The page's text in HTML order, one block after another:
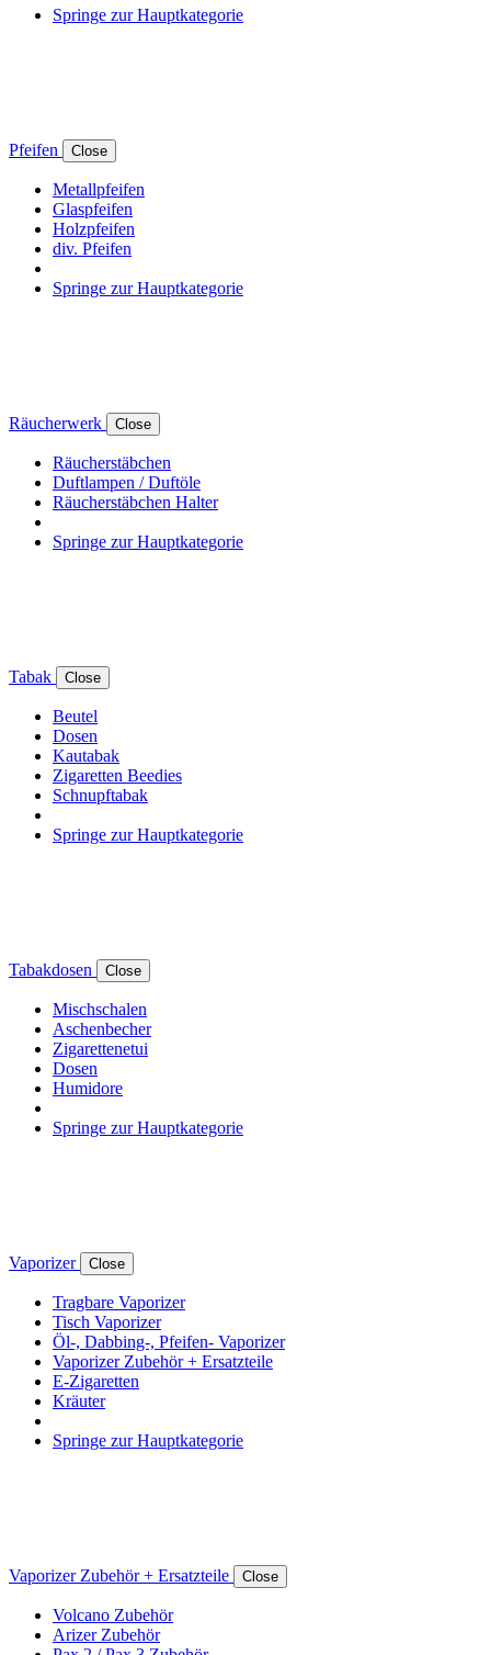
Springe zur Hauptkategorie
Pfeifen Close
Metallpfeifen
Glaspfeifen
Holzpfeifen
div. Pfeifen
Springe zur Hauptkategorie
Räucherwerk Close
Räucherstäbchen
Duftlampen / Duftöle
Räucherstäbchen Halter
Springe zur Hauptkategorie
Tabak Close
Beutel
Dosen
Kautabak
Zigaretten Beedies
Schnupftabak
Springe zur Hauptkategorie
Tabakdosen Close
Mischschalen
Aschenbecher
Zigarettenetui
Dosen
Humidore
Springe zur Hauptkategorie
Vaporizer Close
Tragbare Vaporizer
Tisch Vaporizer
Öl-, Dabbing-, Pfeifen- Vaporizer
Vaporizer Zubehör + Ersatzteile
E-Zigaretten
Kräuter
Springe zur Hauptkategorie
Vaporizer Zubehör + Ersatzteile Close
Volcano Zubehör
Arizer Zubehör